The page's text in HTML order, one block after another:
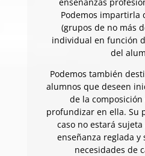
Podemos impartirla
(grupos de no más
individual en función
del
Podemos también
alumnos que deseen
de la
profundizar en ella. Su
caso no estará
enseñanza reglada y
necesidades de